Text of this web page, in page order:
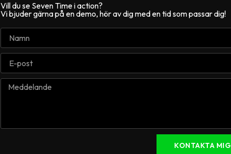
Vill du se Seven Time i action?
Vi bjuder gärna på en demo, hör av dig med en tid som passar dig!
KONTAKTA MIG